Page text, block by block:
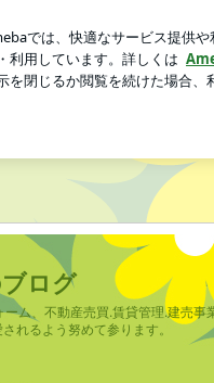
のブログ
もありがたい母の介護
ログ
ム、不動産売買.賃貸管理.建売
れるよう努めて参ります。